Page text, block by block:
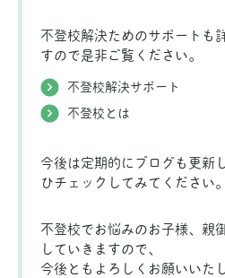
不登校解決ためのサポートも
すので是非ご覧ください。
不登校解決サポート
不登校とは
今後は定期的にブログも更新
ひチェックしてみてください。
不登校でお悩みのお子様、親
していきますので、
今後ともよろしくお願いいた